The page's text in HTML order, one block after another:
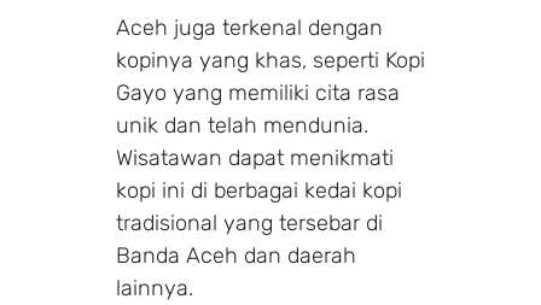
Aceh juga terkenal dengan
kopinya yang khas, seperti Kopi
Gayo yang memiliki cita rasa
unik dan telah mendunia.
Wisatawan dapat menikmati
kopi ini di berbagai kedai kopi
tradisional yang tersebar di
Banda Aceh dan daerah
lainnya.